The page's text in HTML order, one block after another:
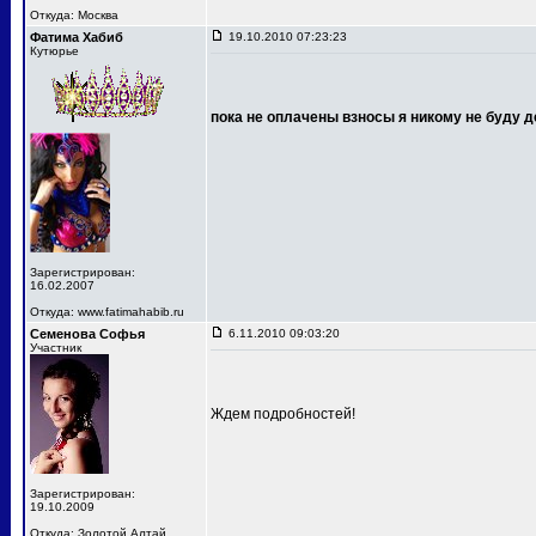
Откуда: Москва
Фатима Хабиб
Кутюрье
Зарегистрирован:
16.02.2007
Откуда: www.fatimahabib.ru
19.10.2010 07:23:23
пока не оплачены взносы я никому не буду
Семенова Софья
Участник
Зарегистрирован:
19.10.2009
Откуда: Золотой Алтай
6.11.2010 09:03:20
Ждем подробностей!